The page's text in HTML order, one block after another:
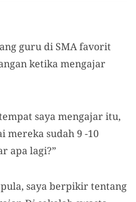
guru di SMA favorit
ketika mengajar
saya mengajar itu,
mereka sudah 9 -10
apa lagi?”
saya berpikir tentang